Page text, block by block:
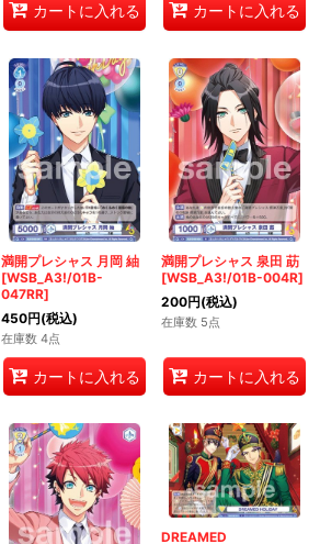
カートに入れる カートに入れる
満開プレシャス 月岡 紬
[WSB_A3!/01B-
047RR]
450円(税込)
在庫数 4点
カートに入れる
満開プレシャス 泉田 莇
[WSB_A3!/01B-004R]
200円(税込)
在庫数 5点
カートに入れる
DREAMED